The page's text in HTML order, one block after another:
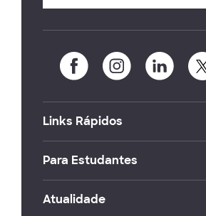
Links Rápidos
Para Estudantes
Atualidade